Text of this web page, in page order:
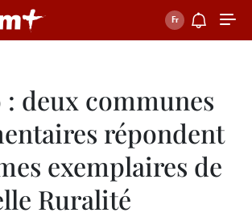
: deux communes
répondent
exemplaires de
Ruralité